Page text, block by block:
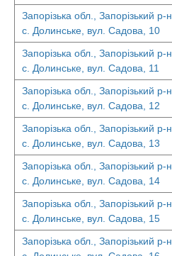
Запорізька обл., Запорізький р-н,
с. Долинське, вул. Садова, 10
Запорізька обл., Запорізький р-н,
с. Долинське, вул. Садова, 11
Запорізька обл., Запорізький р-н,
с. Долинське, вул. Садова, 12
Запорізька обл., Запорізький р-н,
с. Долинське, вул. Садова, 13
Запорізька обл., Запорізький р-н,
с. Долинське, вул. Садова, 14
Запорізька обл., Запорізький р-н,
с. Долинське, вул. Садова, 15
Запорізька обл., Запорізький р-н,